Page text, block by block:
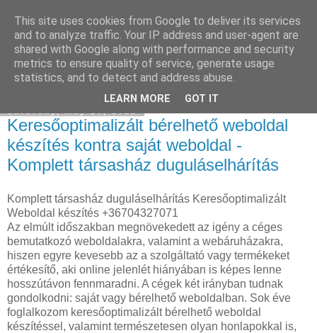
Havidíjas linképítés
Keresőoptimalizált bérelhető weboldal
készítés kontra saját weboldal -
Komplett társasház duguláselhárítás
Komplett társasház duguláselhárítás Keresőoptimalizált
Weboldal készítés +36704327071
Az elmúlt időszakban megnövekedett az igény a céges
bemutatkozó weboldalakra, valamint a webáruházakra,
hiszen egyre kevesebb az a szolgáltató vagy termékeket
értékesítő, aki online jelenlét hiányában is képes lenne
hosszútávon fennmaradni. A cégek két irányban tudnak
gondolkodni: saját vagy bérelhető weboldalban. Sok éve
foglalkozom keresőoptimalizált bérelhető weboldal
készítéssel, valamint természetesen olyan honlapokkal is,
This site uses cookies from Google to deliver its services
and to analyze traffic. Your IP address and user-agent are
shared with Google along with performance and security
metrics to ensure quality of service, generate usage
statistics, and to detect and address abuse.
LEARN MORE GOT IT